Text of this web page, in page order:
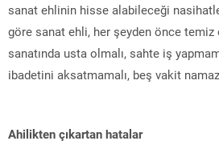
sanat ehlinin hisse alabileceği
göre sanat ehli, her şeyden önce temiz
sanatında usta olmalı, sahte iş
ibadetini aksatmamalı, beş vakit
Ahilikten çıkartan hatalar